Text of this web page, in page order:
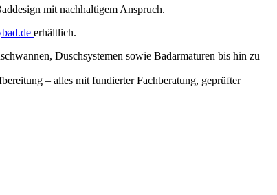
mit nachhaltigem Anspruch.
erhältlich.
Duschsystemen sowie Badarmaturen bis hin zu
– alles mit fundierter Fachberatung, geprüfter